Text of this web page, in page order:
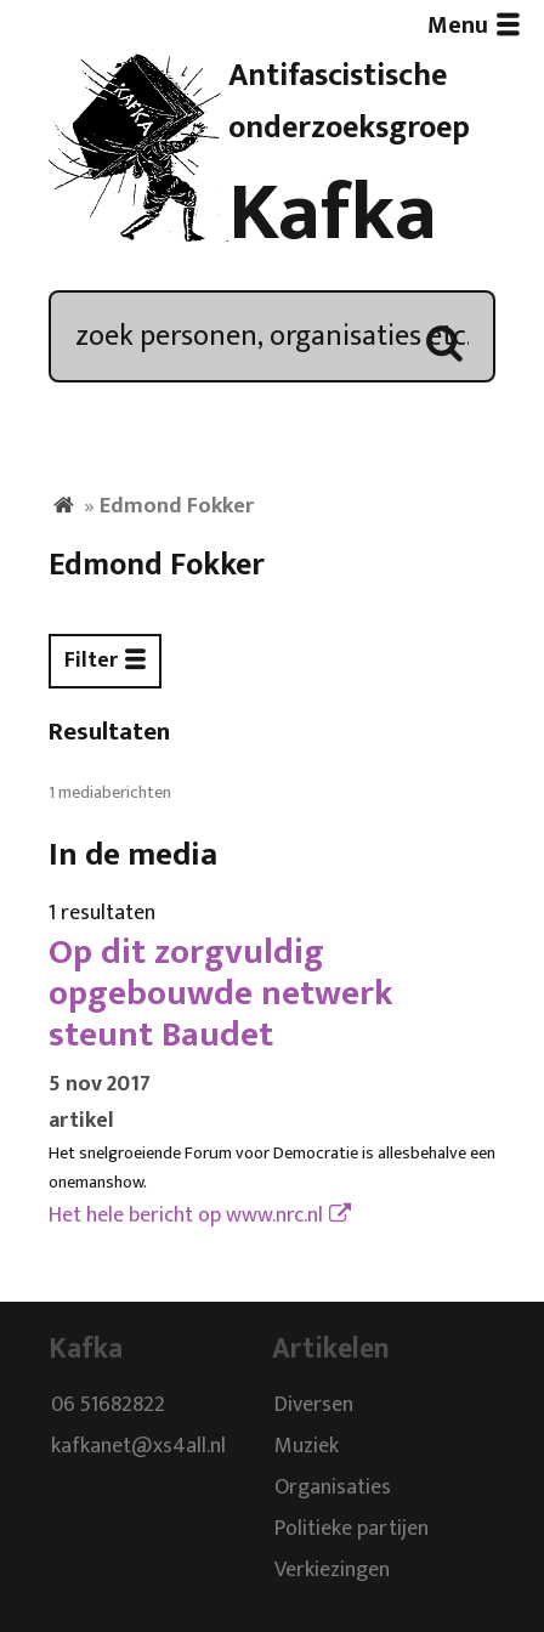
Antifascistische
onderzoeksgroep
Kafka
Menu
Artikelen
Demonstratieoverzicht
Kroniek
Nieuwsbrief
» Edmond Fokker
Edmond Fokker
Filter
Resultaten
1 mediaberichten
In de media
1 resultaten
Op dit zorgvuldig
opgebouwde netwerk
steunt Baudet
5 nov 2017
artikel
Het snelgroeiende Forum voor Democratie is allesbehalve een
onemanshow.
Het hele bericht opwww.nrc.nl
Kafka
06 51682822
kafkanet@xs4all.nl
Artikelen
Diversen
Muziek
Organisaties
Politieke partijen
Verkiezingen